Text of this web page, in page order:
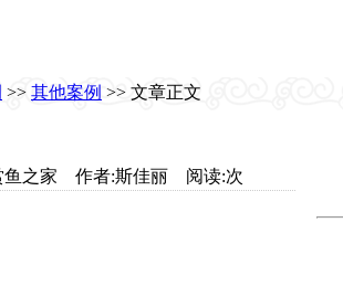
>> 其他案例 >> 文章正文
鱼之家 作者:斯佳丽 阅读:次